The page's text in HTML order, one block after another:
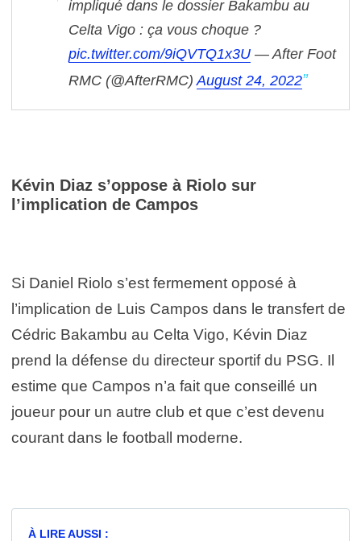
impliqué dans le dossier Bakambu au
Celta Vigo : ça vous choque ?
pic.twitter.com/9iQVTQ1x3U — After Foot
RMC (@AfterRMC) August 24, 2022
Kévin Diaz s’oppose à Riolo sur
l’implication de Campos
Si Daniel Riolo s’est fermement opposé à
l’implication de Luis Campos dans le transfert de
Cédric Bakambu au Celta Vigo, Kévin Diaz
prend la défense du directeur sportif du PSG. Il
estime que Campos n’a fait que conseillé un
joueur pour un autre club et que c’est devenu
courant dans le football moderne.
À LIRE AUSSI :